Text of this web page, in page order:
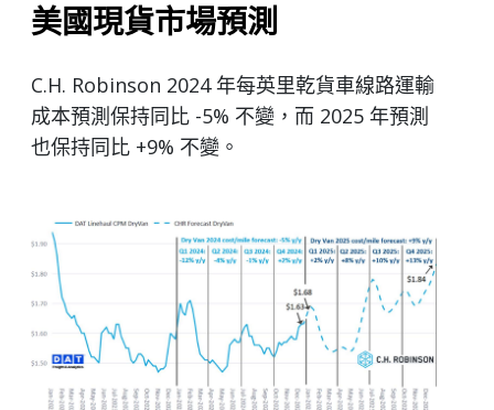
美國現貨市場預測
C.H. Robinson 2024 年每英里乾貨車線路運輸
成本預測保持同比 -5% 不變，而 2025 年預測
也保持同比 +9% 不變。